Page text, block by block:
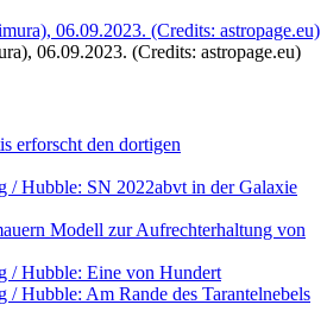
06.09.2023. (Credits: astropage.eu)
erforscht den dortigen
/ Hubble: SN 2022abvt in der Galaxie
Modell zur Aufrechterhaltung von
/ Hubble: Eine von Hundert
Hubble: Am Rande des Tarantelnebels